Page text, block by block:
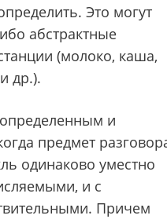
Это могут
абстрактные
(молоко, каша,
др.).
и
предмет
одинаково уместно
и с
Причем